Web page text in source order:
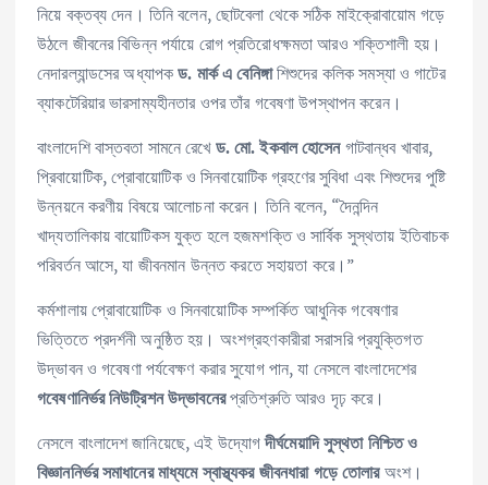
নিয়ে বক্তব্য দেন। তিনি বলেন, ছোটবেলা থেকে সঠিক মাইক্রোবায়োম গড়ে
উঠলে জীবনের বিভিন্ন পর্যায়ে রোগ প্রতিরোধক্ষমতা আরও শক্তিশালী হয়।
নেদারল্যান্ডসের অধ্যাপকড. মার্ক এ বেনিঙ্গাশিশুদের কলিক সমস্যা ও গাটের
ব্যাকটেরিয়ার ভারসাম্যহীনতার ওপর তাঁর গবেষণা উপস্থাপন করেন।
বাংলাদেশি বাস্তবতা সামনে রেখে ড. মো. ইকবাল হোসেনগাটবান্ধব খাবার,
প্রিবায়োটিক, প্রোবায়োটিক ও সিনবায়োটিক গ্রহণের সুবিধা এবং শিশুদের পুষ্টি
উন্নয়নে করণীয় বিষয়ে আলোচনা করেন। তিনি বলেন, “দৈনন্দিন
খাদ্যতালিকায় বায়োটিকস যুক্ত হলে হজমশক্তি ও সার্বিক সুস্থতায় ইতিবাচক
পরিবর্তন আসে, যা জীবনমান উন্নত করতে সহায়তা করে।”
কর্মশালায় প্রোবায়োটিক ও সিনবায়োটিক সম্পর্কিত আধুনিক গবেষণার
ভিত্তিতে প্রদর্শনী অনুষ্ঠিত হয়। অংশগ্রহণকারীরা সরাসরি প্রযুক্তিগত
উদ্ভাবন ও গবেষণা পর্যবেক্ষণ করার সুযোগ পান, যা নেসলে বাংলাদেশের
গবেষণানির্ভর নিউট্রিশন উদ্ভাবনেরপ্রতিশ্রুতি আরও দৃঢ় করে।
নেসলে বাংলাদেশ জানিয়েছে, এই উদ্যোগদীর্ঘমেয়াদি সুস্থতা নিশ্চিত ও
বিজ্ঞাননির্ভর সমাধানের মাধ্যমে স্বাস্থ্যকর জীবনধারা গড়ে তোলারঅংশ।